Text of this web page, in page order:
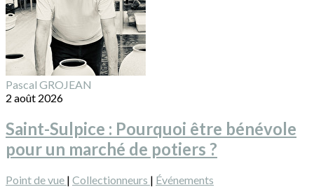
Pascal GROJEAN
2 août 2026
Saint-Sulpice : Pourquoi être bénévole
pour un marché de potiers ?
Point de vue | Collectionneurs | Événements